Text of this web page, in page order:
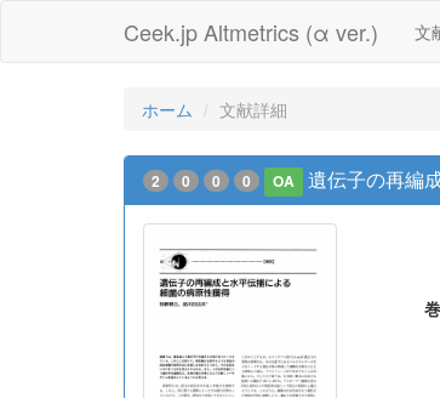
Ceek.jp Altmetrics (α ver.) 文
ホーム 文献詳細
2 0 0 0 OA 遺伝子の再編